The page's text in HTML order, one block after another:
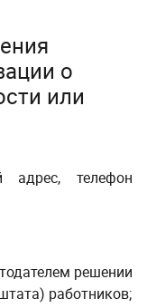
о
или
адрес, телефон
решении
работников;